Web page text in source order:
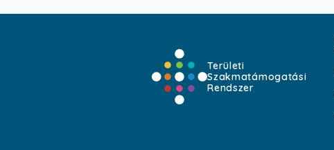
Területi
Szakmatámogatási
Rendszer